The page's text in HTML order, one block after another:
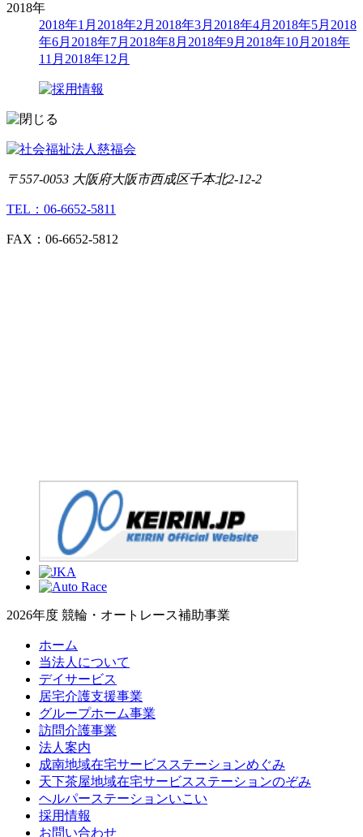
2018年
2018年1月 2018年2月 2018年3月 2018年4月 2018年5月 2018
年6月 2018年7月 2018年8月 2018年9月 2018年10月 2018年
11月 2018年12月
〒557-0053 大阪府大阪市西成区千本北2-12-2
TEL：06-6652-5811
FAX：06-6652-5812
2026年度 競輪・オートレース補助事業
ホーム
当法人について
デイサービス
居宅介護支援事業
グループホーム事業
訪問介護事業
法人案内
成南地域在宅サービスステーションめぐみ
天下茶屋地域在宅サービスステーションのぞみ
ヘルパーステーションいこい
採用情報
お問い合わせ